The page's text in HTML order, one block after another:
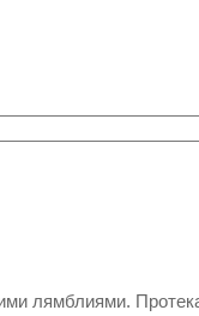
лямблиями.